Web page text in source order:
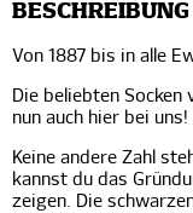
BESCHREIBUNG
Von 1887 bis in alle
Die beliebten Socken
nun auch hier bei uns!
Keine andere Zahl
kannst du das
zeigen. Die